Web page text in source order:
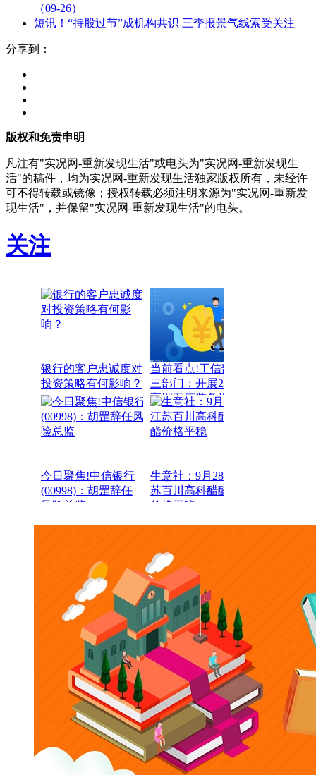
（09-26）
短讯！“持股过节”成机构共识 三季报景气线索受关注
分享到：
版权和免责申明
凡注有"实况网-重新发现生活"或电头为"实况网-重新发现生
活"的稿件，均为实况网-重新发现生活独家版权所有，未经许
可不得转载或镜像；授权转载必须注明来源为"实况网-重新发
现生活"，并保留"实况网-重新发现生活"的电头。
关注
银行的客户忠诚度对
投资策略有何影响？
当前看点!工信部等
三部门：开展2025年
高端医疗装备推广应
用项目申报工作
今日聚焦!中信银行
(00998)：胡罡辞任
风险总监
生意社：9月28日江
苏百川高科醋酸乙酯
价格平稳